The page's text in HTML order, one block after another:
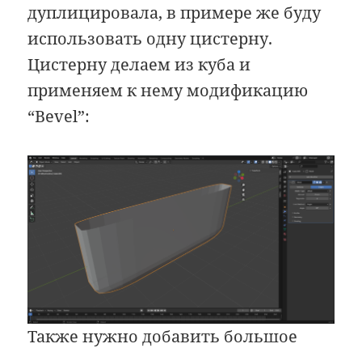
дуплицировала, в примере же буду
использовать одну цистерну.
Цистерну делаем из куба и
применяем к нему модификацию
“Bevel”:
Также нужно добавить большое